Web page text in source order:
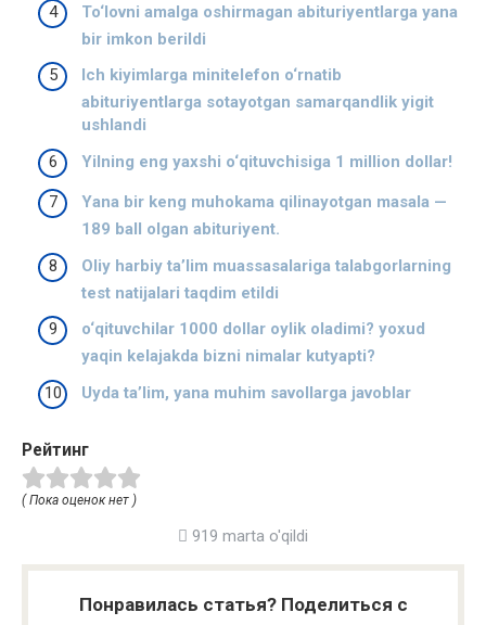
To‘lovni amalga oshirmagan abituriyentlarga yana
bir imkon berildi
Ich kiyimlarga minitelefon o‘rnatib
abituriyentlarga sotayotgan samarqandlik yigit
ushlandi
Yilning eng yaxshi o‘qituvchisiga 1 million dollar!
Yana bir keng muhokama qilinayotgan masala —
189 ball olgan abituriyent.
Oliy harbiy ta’lim muassasalariga talabgorlarning
test natijalari taqdim etildi
o‘qituvchilar 1000 dollar oylik oladimi? yoxud
yaqin kelajakda bizni nimalar kutyapti?
Uyda ta’lim, yana muhim savollarga javoblar
Рейтинг
( Пока оценок нет )
919 marta o'qildi
Понравилась статья? Поделиться с